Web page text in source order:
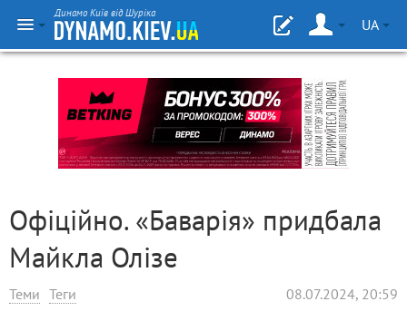
Динамо Київ від Шуріка
UA
Офіційно. «Баварія» придбала
Майкла Олізе
Теми Теги 08.07.2024, 20:59